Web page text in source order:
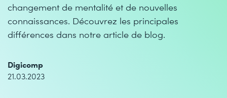
changement de mentalité et de nouvelles
connaissances. Découvrez les principales
différences dans notre article de blog.
Digicomp
21.03.2023